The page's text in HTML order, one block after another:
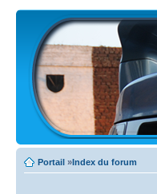
Portail »Index du forum